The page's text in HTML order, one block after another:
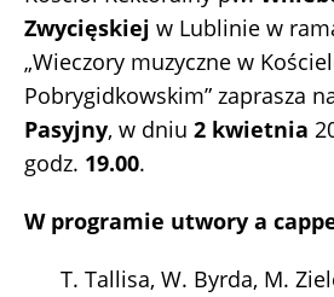
Zwycięskiej w Lublinie w
„Wieczory muzyczne w
Pobrygidkowskim” zaprasza
Pasyjny, w dniu 2 kwietnia
godz. 19.00.
W programie utwory a
T. Tallisa, W. Byrda, M.